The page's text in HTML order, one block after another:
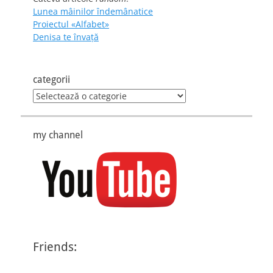
Lunea mâinilor îndemânatice
Proiectul «Alfabet»
Denisa te învaţă
categorii
categorii
my channel
Friends: